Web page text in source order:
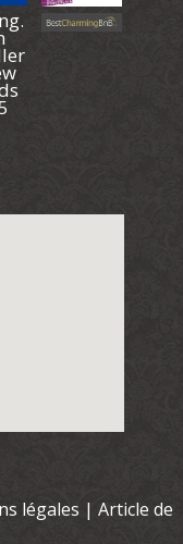
légales | Article de